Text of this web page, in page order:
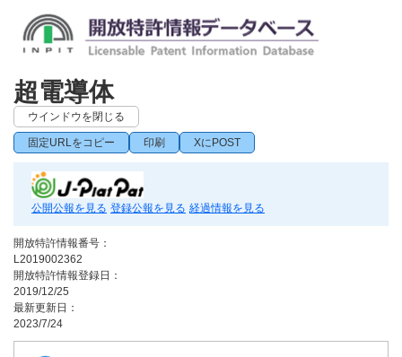
超電導体
ウインドウを閉じる
固定URLをコピー 印刷 XにPOST
公開公報を見る 登録公報を見る 経過情報を見る
開放特許情報番号：
L2019002362
開放特許情報登録日：
2019/12/25
最新更新日：
2023/7/24